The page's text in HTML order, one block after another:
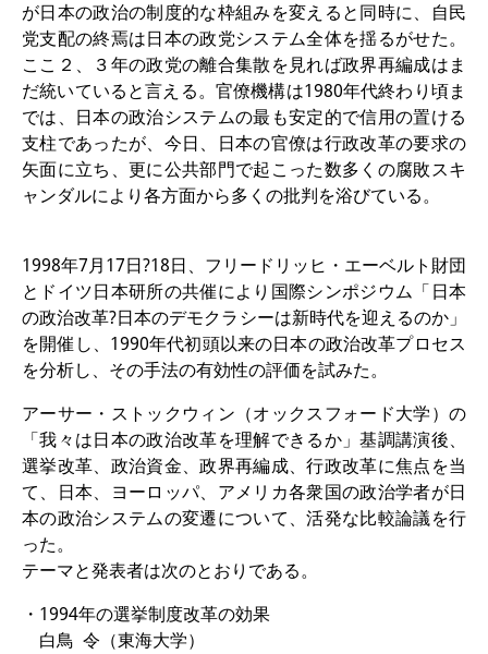
研究クラスター
日本におけるサステナビリティ
研究クラスター
デジタル・トランスフォーメー
ション
トランスリージョナル・ジャパ
ン
知識ラボ
知識生産と知識インフラ
その他のプロジェクト
元研究フォーカス
イベント
イベント概要
DIJ フォーラム
が日本の政治の制度的な枠組みを変えると同時に、自民
党支配の終焉は日本の政党システム全体を揺るがせた。
ここ２、３年の政党の離合集散を見れば政界再編成はま
だ統いていると言える。官僚機構は1980年代終わり頃ま
では、日本の政治システムの最も安定的で信用の置ける
支柱であったが、今日、日本の官僚は行政改革の要求の
矢面に立ち、更に公共部門で起こった数多くの腐敗スキ
ャンダルにより各方面から多くの批判を浴びている。
1998年7月17日?18日、フリードリッヒ・エーベルト財団
とドイツ日本研所の共催により国際シンポジウム「日本
の政治改革?日本のデモクラシーは新時代を迎えるのか」
を開催し、1990年代初頭以来の日本の政治改革プロセス
を分析し、その手法の有効性の評価を試みた。
アーサー・ストックウィン（オックスフォード大学）の
「我々は日本の政治改革を理解できるか」基調講演後、
選挙改革、政治資金、政界再編成、行政改革に焦点を当
て、日本、ヨーロッパ、アメリカ各衆国の政治学者が日
本の政治システムの変遷について、活発な比較論議を行
った。
テーマと発表者は次のとおりである。
・1994年の選挙制度改革の効果
白鳥 令（東海大学）